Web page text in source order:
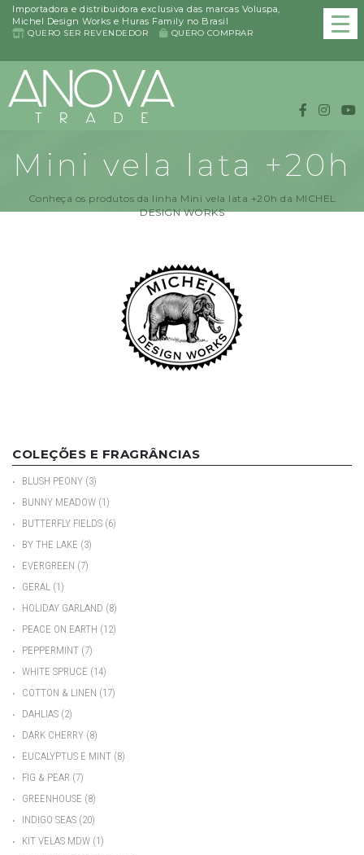
Importadora e distribuidora exclusiva das marcas Voluspa,
Michel Design Works e Huras Family no Brasil
QUERO SER REVENDEDOR QUERO COMPRAR
Mini vela lata +20h
Conheça os produtos da linha Mini vela lata +20h da MICHEL
DESIGN WORKS
COLEÇÕES E FRAGRÂNCIAS
• BLUSH PEONY (3)
• BUNNY MEADOW (1)
• BUTTERFLY FIELDS (6)
• BY THE LAKE (3)
• EVERGREEN (7)
• GERAL (1)
• HOLIDAY GARLAND (8)
• PEACE ON EARTH (12)
• PEPPERMINT (7)
• WHITE SPRUCE (14)
• COTTON & LINEN (17)
• DAHLIAS (2)
• DARK CHERRY (8)
• EUCALYPTUS E MINT (8)
• FIG & PEAR (7)
• GREENHOUSE (8)
• INDIGO SEAS (20)
• KIT VELAS MDW (1)